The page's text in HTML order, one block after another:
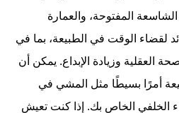
المفتوحة، والعمارة
لقضاء الوقت في الطبيعة، بما في
العقلية وزيادة الإبداع. يمكن أن
أمرًا بسيطًا مثل المشي في
الخلفي الخاص بك. إذا كنت تعيش